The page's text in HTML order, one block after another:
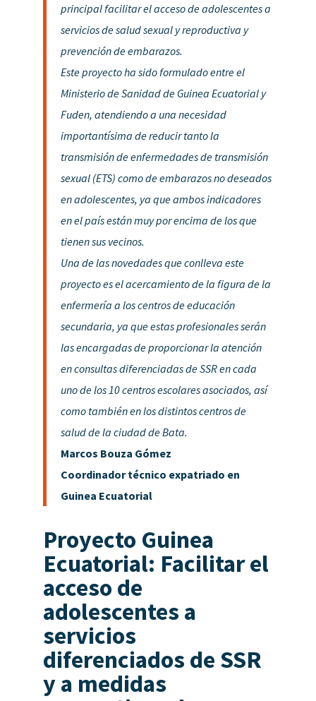
principal facilitar el acceso de adolescentes a
servicios de salud sexual y reproductiva y
prevención de embarazos.
Este proyecto ha sido formulado entre el
Ministerio de Sanidad de Guinea Ecuatorial y
Fuden, atendiendo a una necesidad
importantísima de reducir tanto la
transmisión de enfermedades de transmisión
sexual (ETS) como de embarazos no deseados
en adolescentes, ya que ambos indicadores
en el país están muy por encima de los que
tienen sus vecinos.
Una de las novedades que conlleva este
proyecto es el acercamiento de la figura de la
enfermería a los centros de educación
secundaria, ya que estas profesionales serán
las encargadas de proporcionar la atención
en consultas diferenciadas de SSR en cada
uno de los 10 centros escolares asociados, así
como también en los distintos centros de
salud de la ciudad de Bata.
Marcos Bouza Gómez
Coordinador técnico expatriado en
Guinea Ecuatorial
Proyecto Guinea
Ecuatorial: Facilitar el
acceso de
adolescentes a
servicios
diferenciados de SSR
y a medidas